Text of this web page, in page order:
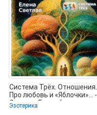
Система Трёх. Отношения.
Про любовь и «Яблочки»… -
Светлая Елена (книги
Эзотерика